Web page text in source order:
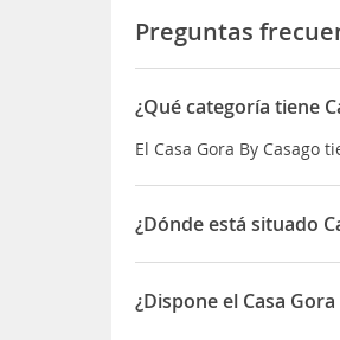
Preguntas
¿Qué categoría tiene
El Casa Gora By Casago
¿Dónde está situado
El Casa Gora By Casago
¿Dispone el Casa